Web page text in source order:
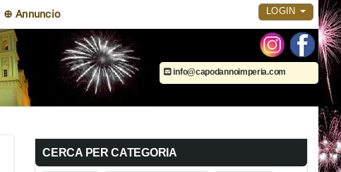
⊕ Annuncio LOGIN
info@capodannoimperia.com
CERCA PER CATEGORIA